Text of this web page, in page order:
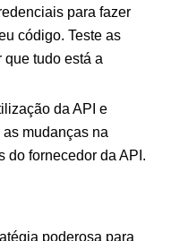
para fazer
código. Teste as
tudo está a
da API e
mudanças na
do fornecedor da API.
poderosa para